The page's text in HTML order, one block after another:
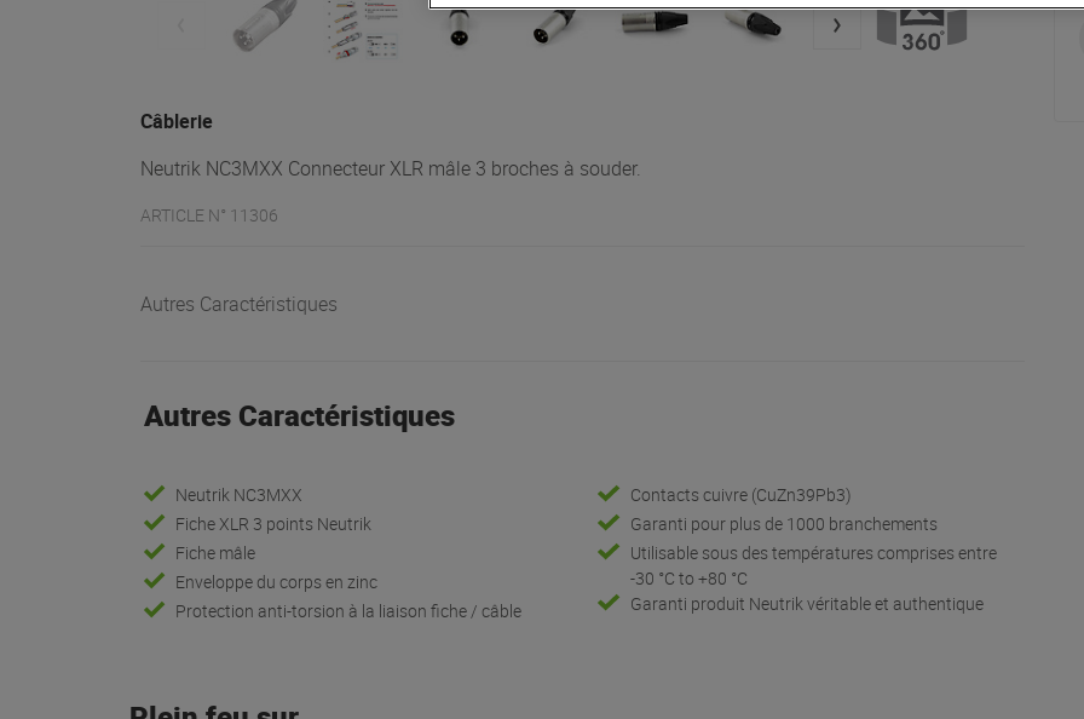
Câblerie
Neutrik NC3MXX Connecteur XLR mâle 3 broches à souder.
ARTICLE N° 11306
Autres Caractéristiques
Autres Caractéristiques
Neutrik NC3MXX
Fiche XLR 3 points Neutrik
Fiche mâle
Enveloppe du corps en zinc
Protection anti-torsion à la liaison fiche / câble
Contacts cuivre (CuZn39Pb3)
Garanti pour plus de 1000 branchements
Utilisable sous des températures comprises entre
-30 °C to +80 °C
Garanti produit Neutrik véritable et authentique